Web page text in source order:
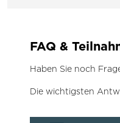
FAQ &
Haben Sie noch
Die wichtigsten